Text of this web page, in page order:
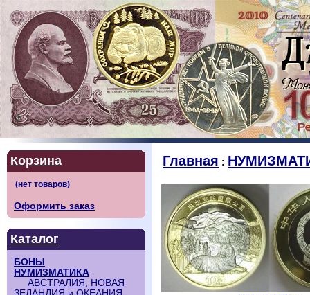
Корзина
Оформить заказ
Каталог
БОНЫ
НУМИЗМАТИКА
АВСТРАЛИЯ, НОВАЯ
Главная :